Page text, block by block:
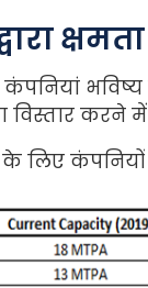
कंपनियां
विस्तार करने
लिए कंपनियों